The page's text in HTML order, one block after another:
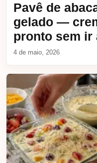
Pavê de
gelado —
pronto sem ir
4 de maio, 2026